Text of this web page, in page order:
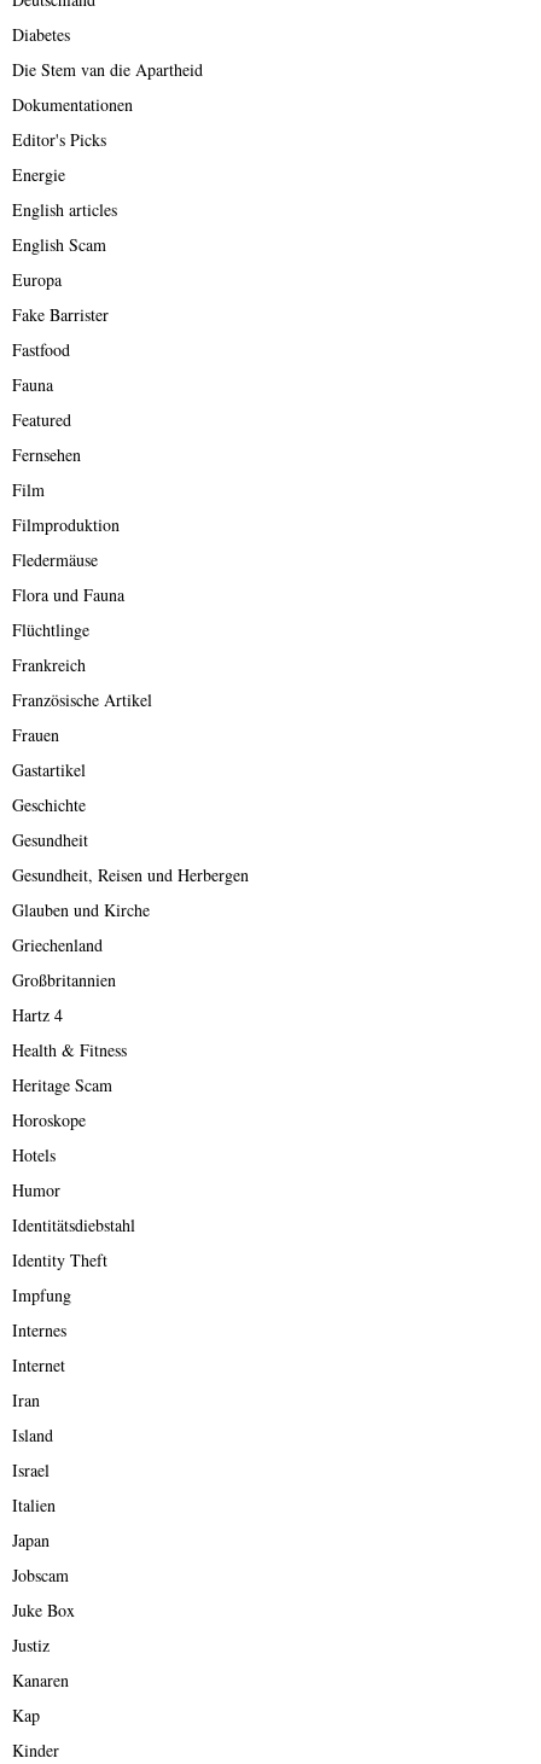
Diabetes
Die Stem van die Apartheid
Dokumentationen
Editor's Picks
Energie
English articles
English Scam
Europa
Fake Barrister
Fastfood
Fauna
Featured
Fernsehen
Film
Filmproduktion
Fledermäuse
Flora und Fauna
Flüchtlinge
Frankreich
Französische Artikel
Frauen
Gastartikel
Geschichte
Gesundheit
Gesundheit, Reisen und Herbergen
Glauben und Kirche
Griechenland
Großbritannien
Hartz 4
Health & Fitness
Heritage Scam
Horoskope
Hotels
Humor
Identitätsdiebstahl
Identity Theft
Impfung
Internes
Internet
Iran
Island
Israel
Italien
Japan
Jobscam
Juke Box
Justiz
Kanaren
Kap
Kinder